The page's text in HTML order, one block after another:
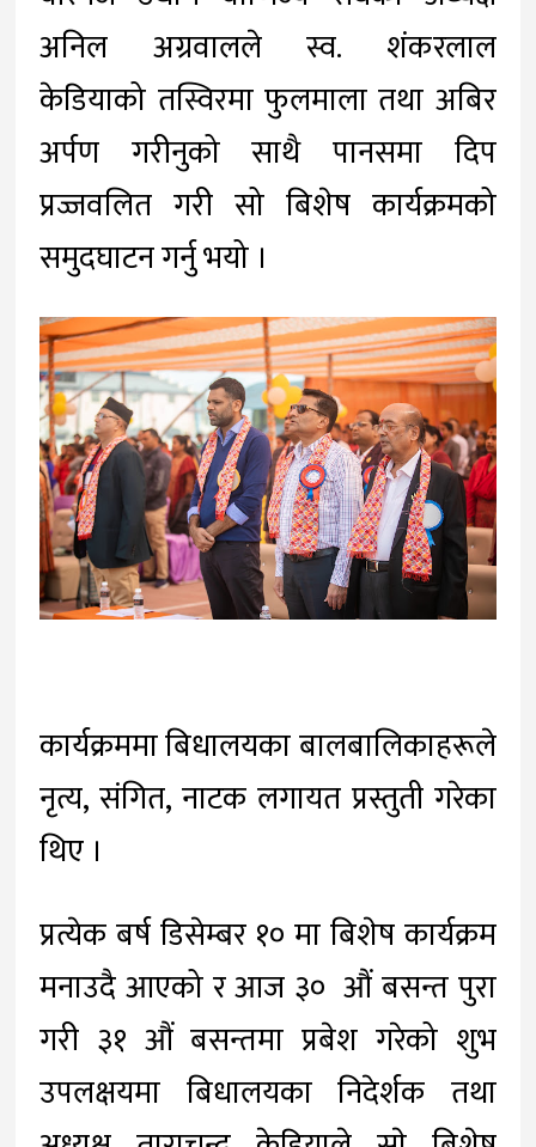
अनिल अग्रवालले स्व. शंकरलाल
केडियाको तस्विरमा फुलमाला तथा अबिर
अर्पण गरीनुको साथै पानसमा दिप
प्रज्जवलित गरी सो बिशेष कार्यक्रमको
समुदघाटन गर्नु भयो ।
कार्यक्रममा बिधालयका बालबालिकाहरूले
नृत्य, संगित, नाटक लगायत प्रस्तुती गरेका
थिए ।
प्रत्येक बर्ष डिसेम्बर १० मा बिशेष कार्यक्रम
मनाउदै आएको र आज ३० औं बसन्त पुरा
गरी ३१ औं बसन्तमा प्रबेश गरेको शुभ
उपलक्षयमा बिधालयका निदेर्शक तथा